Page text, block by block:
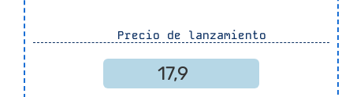
Precio de lanzamiento
17,9